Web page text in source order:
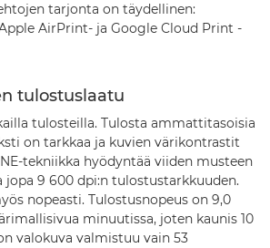
tarjonta on täydellinen:
AirPrint- ja Google Cloud Print -
tulostuslaatu
tulosteilla. Tulosta ammattitasoisia
on tarkkaa ja kuvien värikontrastit
tekniikka hyödyntää viiden musteen
jopa 9 600 dpi:n tulostustarkkuuden.
nopeasti. Tulostusnopeus on 9,0
minuutissa, joten kaunis 10
valokuva valmistuu vain 53